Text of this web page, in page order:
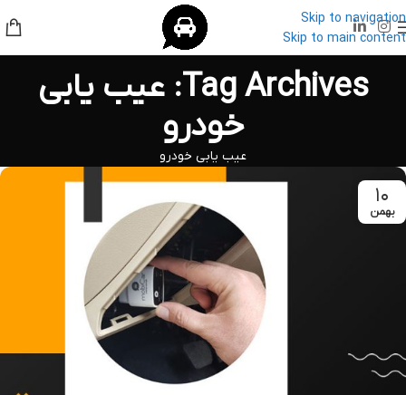
Skip to navigation
Skip to main content
Tag Archives: عیب یابی
خودرو
عیب یابی خودرو
۱۰
بهمن